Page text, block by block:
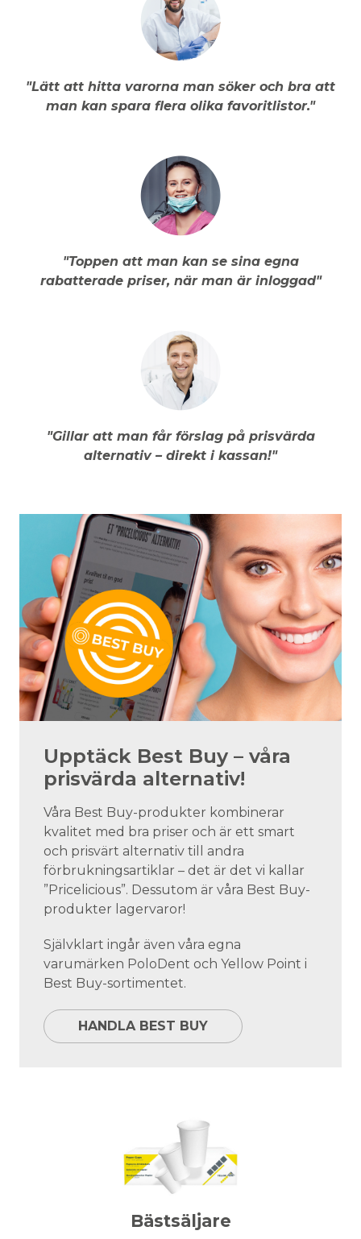
"Lätt att hitta varorna man söker och bra att
man kan spara flera olika favoritlistor."
"Toppen att man kan se sina egna
rabatterade priser, när man är inloggad"
"Gillar att man får förslag på prisvärda
alternativ – direkt i kassan!"
Upptäck Best Buy – våra
prisvärda alternativ!
Våra Best Buy-produkter kombinerar
kvalitet med bra priser och är ett smart
och prisvärt alternativ till andra
förbrukningsartiklar – det är det vi kallar
”Pricelicious”. Dessutom är våra Best Buy-
produkter lagervaror!
Självklart ingår även våra egna
varumärken PoloDent och Yellow Point i
Best Buy-sortimentet.
HANDLA BEST BUY
Bästsäljare